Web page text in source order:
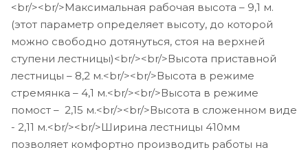
<br/><br/>Максимальная рабочая высота – 9,1 м.
(этот параметр определяет высоту, до которой
можно свободно дотянуться, стоя на верхней
ступени лестницы)<br/><br/>Высота приставной
лестницы – 8,2 м.<br/><br/>Высота в режиме
стремянка – 4,1 м.<br/><br/>Высота в режиме
помост – 2,15 м.<br/><br/>Высота в сложенном виде
- 2,11 м.<br/><br/>Ширина лестницы 410мм
позволяет комфортно производить работы на